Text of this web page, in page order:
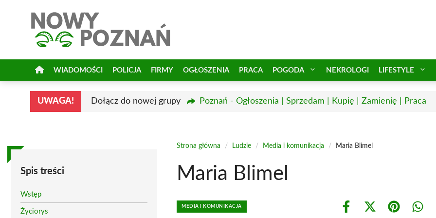
WIADOMOŚCI POLICJA FIRMY OGŁOSZENIA PRACA POGODA NEKROLOGI LIFESTYLE
UWAGA! Dołącz do nowej grupy Poznań - Ogłoszenia | Sprzedam | Kupię | Zamienię | Praca
Spis treści
Wstęp
Życiorys
Strona główna / Ludzie / Media i komunikacja / Maria Blimel
Maria Blimel
MEDIA I KOMUNIKACJA
Share
Share Share Share